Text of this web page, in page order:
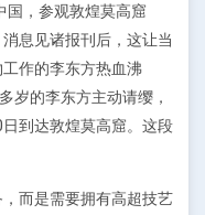
国，参观敦煌莫高窟
息见诸报刊后，这让当
作的李东方热血沸
岁的李东方主动请缨，
到达敦煌莫高窟。这段
而是需要拥有高超技艺